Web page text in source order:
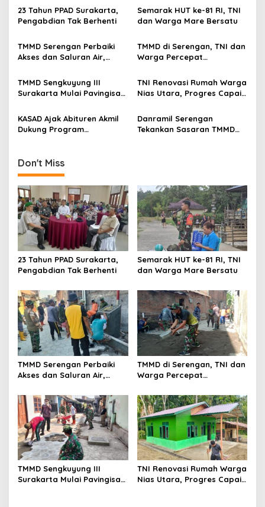
a
v
i
g
t
o
23 Tahun PPAD Surakarta,
Pengabdian Tak Berhenti
Semarak HUT ke-81 RI, TNI
dan Warga Mare Bersatu
TMMD Serengan Perbaiki
Akses dan Saluran Air,
TMMD di Serengan, TNI dan
Warga Percepat
TMMD Sengkuyung III
Surakarta Mulai Pavingisasi
TNI Renovasi Rumah Warga
Nias Utara, Progres Capai
KASAD Ajak Abituren Akmil
Dukung Program
Danramil Serengan
Tekankan Sasaran TMMD
Don't Miss
23 Tahun PPAD Surakarta,
Pengabdian Tak Berhenti
Semarak HUT ke-81 RI, TNI
dan Warga Mare Bersatu
TMMD Serengan Perbaiki
Akses dan Saluran Air,
TMMD di Serengan, TNI dan
Warga Percepat
TMMD Sengkuyung III
Surakarta Mulai Pavingisasi
TNI Renovasi Rumah Warga
Nias Utara, Progres Capai